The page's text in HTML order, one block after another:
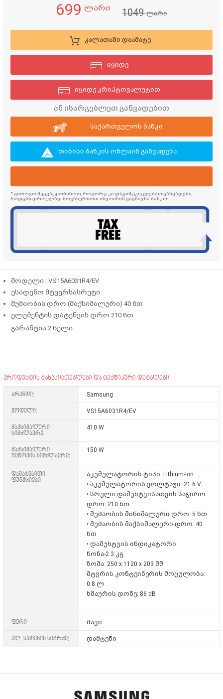
699 ლარი 1049ლარი
კალათაში დაამატე
იყიდე
იყიდე კრიპტოვალუტით
ან ისარგებლეთ განვადებით
საქართველოს ბანკი
თიბისი ბანკის ონლაინ განვადება
* გთხოვთ შეგვატყობინოთ, როგორც კი დაგიმტკიცდებათ განვადება,
რადგან დროულად მოვახერხოთ ინვოისის გაგზავნა ბანკში
მოდელი : VS15A6031R4/EV
უსადენო მტვერსასრუტი
მუშაობის დრო (მაქსიმალური) 40 წთ
ელემენტის დატენვის დრო 210 წთ
გარანტია 2 წელი
პროდუქტის მახასიათებლები და ტექნიკური დეტალები
ბრენდი: Samsung
მოდელი: VS15A6031R4/EV
მაქსიმალური
სიმძლავრე:
410 W
მაქსიმალური
შეწოვის სიმძლავრე:
150 W
დამატებითი
ფუნქციები
აკუმულატორის ტიპი: Lithium-Ion
• აკუმულატორის ვოლტაჟი: 21.6 V
• სრული დამუხტვისათვის საჭირო
დრო: 210 წთ
• მუშაობის მინიმალური დრო: 5 წთ
• მუშაობის მაქსიმალური დრო: 40
წთ
• დამუხტვის ინდიკატორი
წონა-2.3 კგ
ზომა: 250 x 1120 x 203 მმ
მტვრის კონტეინერის მოცულობა:
0.8 ლ
ხმაურის დონე: 86 dB
ფერი შავი
ელ. სადენის სიგრძე: დამტენი